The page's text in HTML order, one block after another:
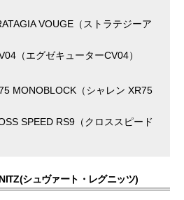
VOUGE（ストラテジーア
（エグゼキューターCV04）
MONOBLOCK（シャレン XR75
SPEED RS9（クロススピード
シュヴァート・レグニッツ)